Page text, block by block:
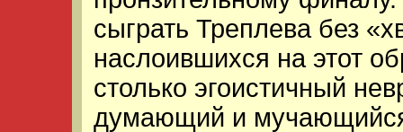
сыграть Треплева без
наслоившихся на этот
столько эгоистичный
думающий и